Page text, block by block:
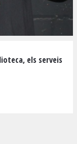
els serveis